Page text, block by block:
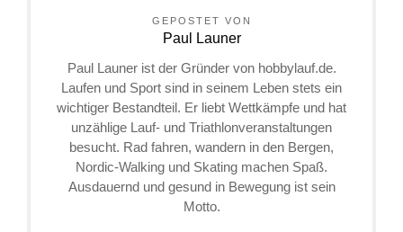
GEPOSTET VON
Paul Launer
Paul Launer ist der Gründer von hobbylauf.de.
Laufen und Sport sind in seinem Leben stets ein
wichtiger Bestandteil. Er liebt Wettkämpfe und hat
unzählige Lauf- und Triathlonveranstaltungen
besucht. Rad fahren, wandern in den Bergen,
Nordic-Walking und Skating machen Spaß.
Ausdauernd und gesund in Bewegung ist sein
Motto.